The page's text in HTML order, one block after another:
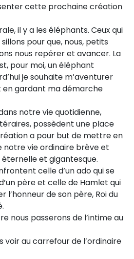
cette prochaine création
il y a les éléphants. Ceux qui
pour que, nous, petits
nous repérer et avancer. La
pour moi, un éléphant
je souhaite m’aventurer
en gardant ma démarche
notre vie quotidienne,
possèdent une place
a pour but de mettre en
notre vie ordinaire brève et
et gigantesque.
celle d’un ado qui se
père et celle de Hamlet qui
l’honneur de son père, Roi du
nous passerons de l’intime au
voir au carrefour de l’ordinaire